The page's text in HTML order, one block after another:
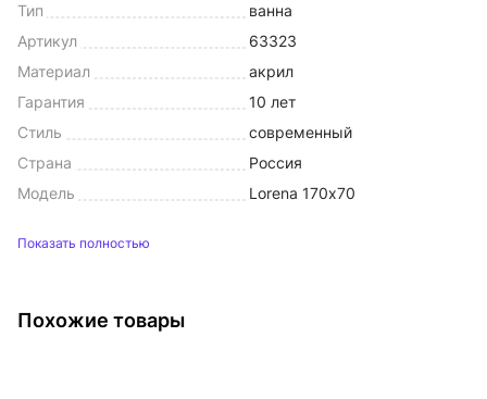
Тип
ванна
Артикул
63323
Материал
акрил
Гарантия
10 лет
Стиль
современный
Страна
Россия
Модель
Lorena 170х70
Показать полностью
Похожие товары